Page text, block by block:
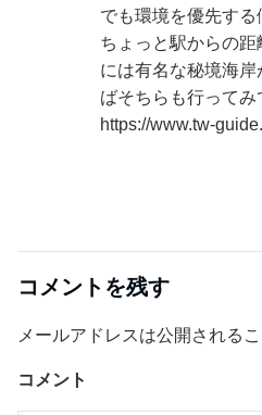
でも環境を優先する
ちょっと駅からの
には有名な秘境海
ばそちらも行ってみ
https://www.tw-
コメントを残す
メールアドレスは公開される
コメント